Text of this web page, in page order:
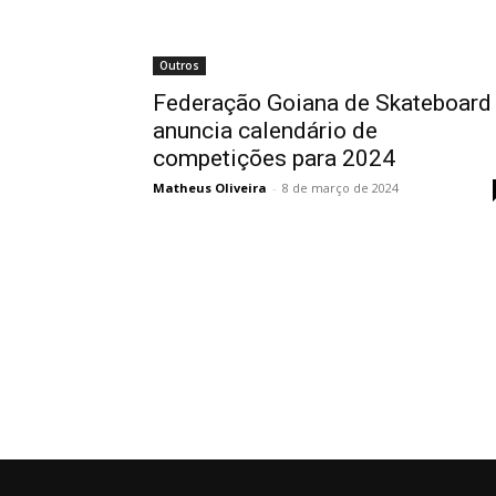
Outros
Federação Goiana de Skateboard
anuncia calendário de
competições para 2024
Matheus Oliveira - 8 de março de 2024